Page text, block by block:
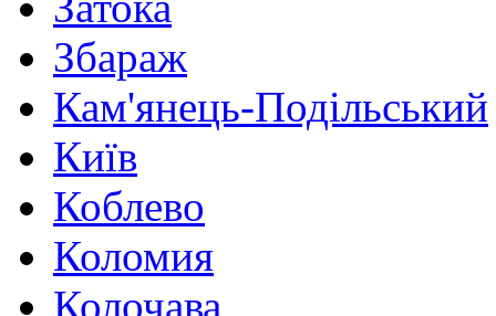
Збараж
Кам'янець-Подільський
Київ
Коблево
Коломия
Колочава